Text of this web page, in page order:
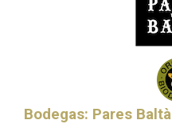
Bodegas: Pares Baltà